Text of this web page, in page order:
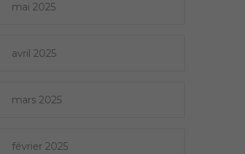
mai 2025
avril 2025
mars 2025
février 2025